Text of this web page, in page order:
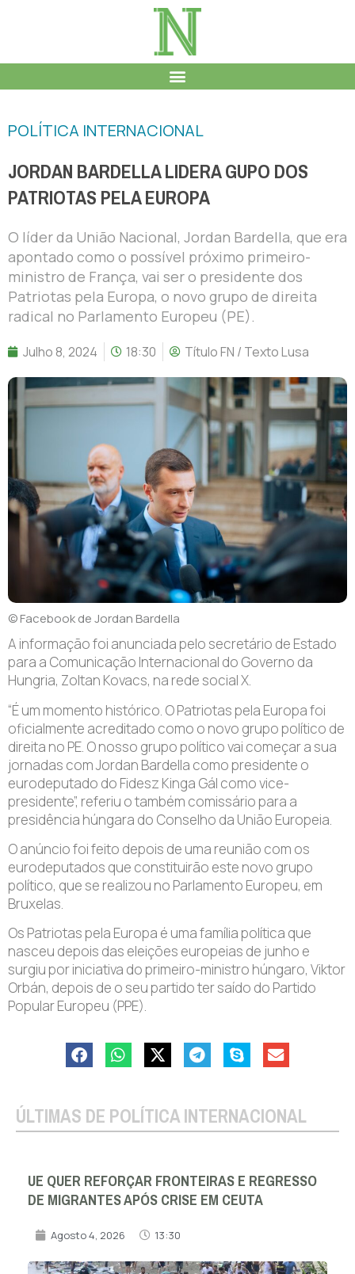
POLÍTICA INTERNACIONAL
JORDAN BARDELLA LIDERA GUPO DOS
PATRIOTAS PELA EUROPA
O líder da União Nacional, Jordan Bardella, que era
apontado como o possível próximo primeiro-
ministro de França, vai ser o presidente dos
Patriotas pela Europa, o novo grupo de direita
radical no Parlamento Europeu (PE).
Julho 8, 2024 18:30 Título FN / Texto Lusa
© Facebook de Jordan Bardella
A informação foi anunciada pelo secretário de Estado
para a Comunicação Internacional do Governo da
Hungria, Zoltan Kovacs, na rede social X.
“É um momento histórico. O Patriotas pela Europa foi
oficialmente acreditado como o novo grupo político de
direita no PE. O nosso grupo político vai começar a sua
jornadas com Jordan Bardella como presidente o
eurodeputado do Fidesz Kinga Gál como vice-
presidente”, referiu o também comissário para a
presidência húngara do Conselho da União Europeia.
O anúncio foi feito depois de uma reunião com os
eurodeputados que constituirão este novo grupo
político, que se realizou no Parlamento Europeu, em
Bruxelas.
Os Patriotas pela Europa é uma família política que
nasceu depois das eleições europeias de junho e
surgiu por iniciativa do primeiro-ministro húngaro, Viktor
Orbán, depois de o seu partido ter saído do Partido
Popular Europeu (PPE).
ÚLTIMAS DE POLÍTICA INTERNACIONAL
UE QUER REFORÇAR FRONTEIRAS E REGRESSO
DE MIGRANTES APÓS CRISE EM CEUTA
Agosto 4, 2026 13:30